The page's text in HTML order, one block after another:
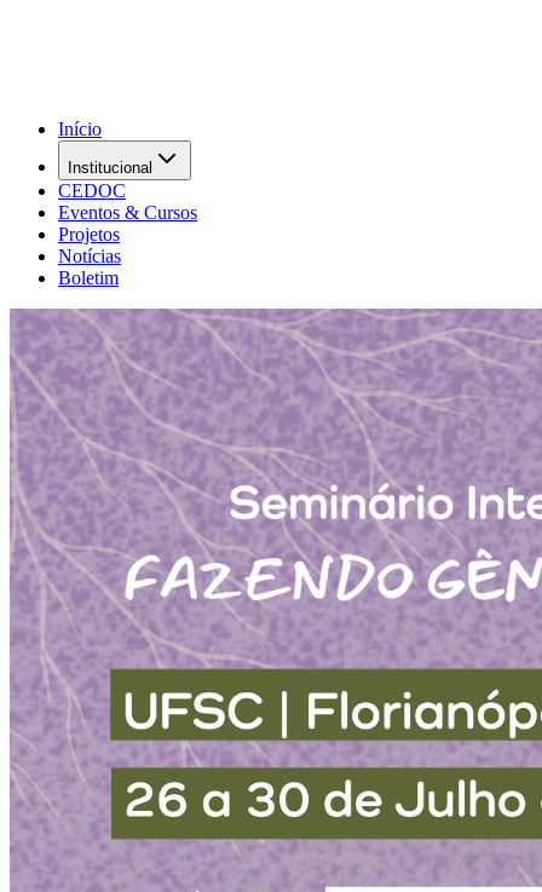
Início
Institucional
CEDOC
Eventos & Cursos
Projetos
Notícias
Boletim